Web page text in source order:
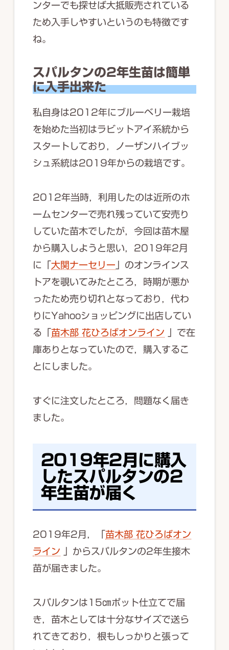
ンターでも探せば大抵販売されている
ため入手しやすいというのも特徴です
ね。
スパルタンの2年生苗は簡単
に入手出来た
私自身は2012年にブルーベリー栽培
を始めた当初はラビットアイ系統から
スタートしており，ノーザンハイブッ
シュ系統は2019年からの栽培です。
2012年当時，利用したのは近所のホ
ームセンターで売れ残っていて安売り
していた苗木でしたが，今回は苗木屋
から購入しようと思い，2019年2月
に「 大関ナーセリー 」のオンラインス
トアを覗いてみたところ，時期が悪か
ったため売り切れとなっており，代わ
りにYahooショッピングに出店してい
る「 苗木部 花ひろばオンライン 」で在
庫ありとなっていたので，購入するこ
とにしました。
すぐに注文したところ，問題なく届き
ました。
2019年2月に購入
したスパルタンの2
年生苗が届く
2019年2月，「 苗木部 花ひろばオン
ライン 」からスパルタンの2年生接木
苗が届きました。
スパルタンは15㎝ポット仕立てで届
き，苗木としては十分なサイズで送ら
れてきており，根もしっかりと張って